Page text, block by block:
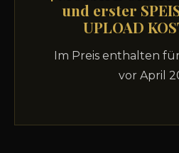
und erster
UPLOAD
Im Preis enthalten
vor April